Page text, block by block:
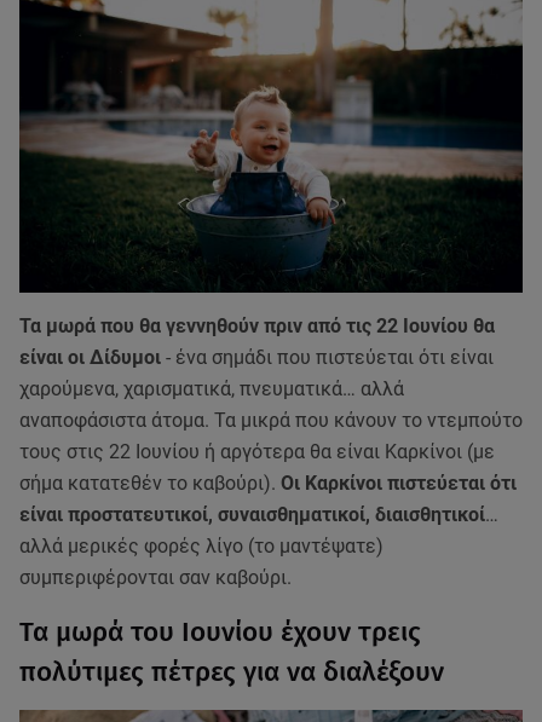
Τα μωρά που θα γεννηθούν πριν από τις 22 Ιουνίου θα
είναι οι Δίδυμοι - ένα σημάδι που πιστεύεται ότι είναι
χαρούμενα, χαρισματικά, πνευματικά… αλλά
αναποφάσιστα άτομα. Τα μικρά που κάνουν το ντεμπούτο
τους στις 22 Ιουνίου ή αργότερα θα είναι Καρκίνοι (με
σήμα κατατεθέν το καβούρι). Οι Καρκίνοι πιστεύεται ότι
είναι προστατευτικοί, συναισθηματικοί, διαισθητικοί…
αλλά μερικές φορές λίγο (το μαντέψατε)
συμπεριφέρονται σαν καβούρι.
Τα μωρά του Ιουνίου έχουν τρεις
πολύτιμες πέτρες για να διαλέξουν